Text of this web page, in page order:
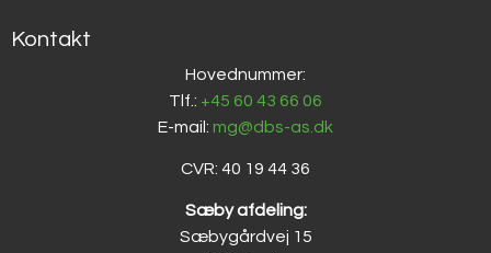
Kontakt
Hovednummer:
Tlf.: +45 60 43 66 06
E-mail: mg@dbs-as.dk
CVR: 40 19 44 36
Sæby afdeling:
Sæbygårdvej 15